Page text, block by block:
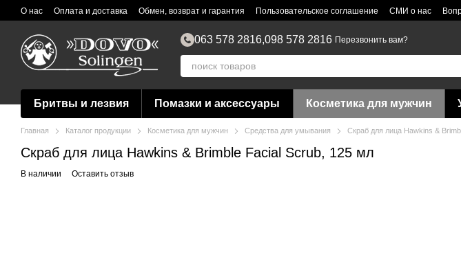
Перейти к основному контенту
О нас Оплата и доставка Обмен, возврат и гарантия Пользовательское соглашение СМИ о нас
063 578 2816,098 578 2816 Перезвонить вам?
Бритвы и лезвия Помазки и аксессуары Косметика для мужчин
Главная Каталог продукции Косметика для мужчин Средства для умывания Скраб для лица Hawkins &
Скраб для лица Hawkins & Brimble Facial Scrub, 125 мл
В наличии Оставить отзыв